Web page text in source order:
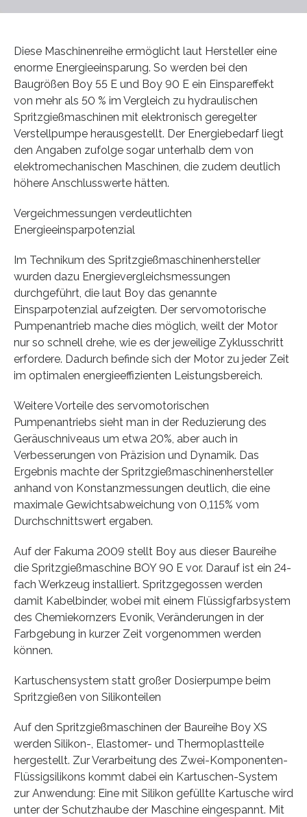
Diese Maschinenreihe ermöglicht laut Hersteller eine
enorme Energieeinsparung. So werden bei den
Baugrößen Boy 55 E und Boy 90 E ein Einspareffekt
von mehr als 50 % im Vergleich zu hydraulischen
Spritzgießmaschinen mit elektronisch geregelter
Verstellpumpe herausgestellt. Der Energiebedarf liegt
den Angaben zufolge sogar unterhalb dem von
elektromechanischen Maschinen, die zudem deutlich
höhere Anschlusswerte hätten.
Vergeichmessungen verdeutlichten
Energieeinsparpotenzial
Im Technikum des Spritzgießmaschinenhersteller
wurden dazu Energievergleichsmessungen
durchgeführt, die laut Boy das genannte
Einsparpotenzial aufzeigten. Der servomotorische
Pumpenantrieb mache dies möglich, weilt der Motor
nur so schnell drehe, wie es der jeweilige Zyklusschritt
erfordere. Dadurch befinde sich der Motor zu jeder Zeit
im optimalen energieeffizienten Leistungsbereich.
Weitere Vorteile des servomotorischen
Pumpenantriebs sieht man in der Reduzierung des
Geräuschniveaus um etwa 20%, aber auch in
Verbesserungen von Präzision und Dynamik. Das
Ergebnis machte der Spritzgießmaschinenhersteller
anhand von Konstanzmessungen deutlich, die eine
maximale Gewichtsabweichung von 0,115% vom
Durchschnittswert ergaben.
Auf der Fakuma 2009 stellt Boy aus dieser Baureihe
die Spritzgießmaschine BOY 90 E vor. Darauf ist ein 24-
fach Werkzeug installiert. Spritzgegossen werden
damit Kabelbinder, wobei mit einem Flüssigfarbsystem
des Chemiekornzers Evonik, Veränderungen in der
Farbgebung in kurzer Zeit vorgenommen werden
können.
Kartuschensystem statt großer Dosierpumpe beim
Spritzgießen von Silikonteilen
Auf den Spritzgießmaschinen der Baureihe Boy XS
werden Silikon-, Elastomer- und Thermoplastteile
hergestellt. Zur Verarbeitung des Zwei-Komponenten-
Flüssigsilikons kommt dabei ein Kartuschen-System
zur Anwendung: Eine mit Silikon gefüllte Kartusche wird
unter der Schutzhaube der Maschine eingespannt. Mit